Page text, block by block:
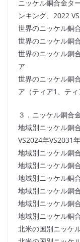
ニッケル銅合金タ
ンキング、2022
世界のニッケル銅
世界のニッケル銅
世界のニッケル銅
ア
世界のニッケル銅
ア（ティア1、ティ
３．ニッケル銅合
地域別ニッケル銅
VS2024年VS2031年
地域別ニッケル銅
地域別ニッケル銅
地域別ニッケル銅
地域別ニッケル銅
地域別ニッケル銅
地域別ニッケル銅
北米の国別ニッケ